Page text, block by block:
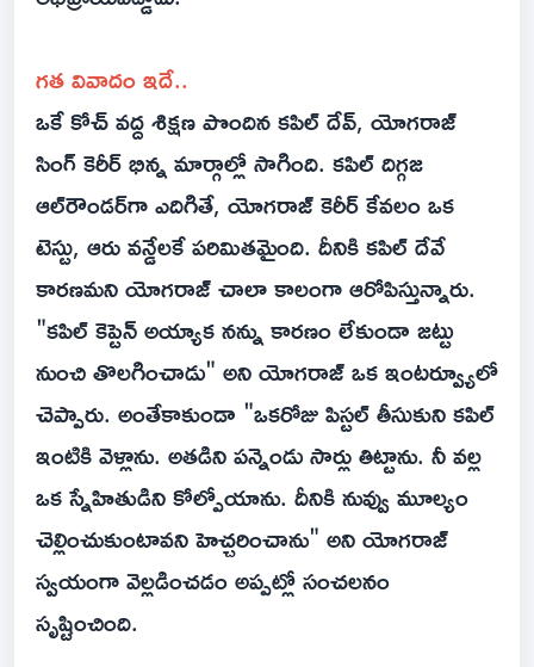
గత వివాదం ఇదే..
ఒకే కోచ్ వద్ద శిక్షణ పొందిన కపిల్ దేవ్, యోగరాజ్
సింగ్ కెరీర్ భిన్న మార్గాల్లో సాగింది. కపిల్ దిగ్గజ
ఆల్‌రౌండర్‌గా ఎదిగితే, యోగరాజ్ కెరీర్ కేవలం ఒక
టెస్టు, ఆరు వన్డేలకే పరిమితమైంది. దీనికి కపిల్ దేవే
కారణమని యోగరాజ్ చాలా కాలంగా ఆరోపిస్తున్నారు.
"కపిల్ కెప్టెన్ అయ్యాక నన్ను కారణం లేకుండా జట్టు
నుంచి తొలగించాడు" అని యోగరాజ్ ఒక ఇంటర్వ్యూలో
చెప్పారు. అంతేకాకుండా "ఒకరోజు పిస్టల్ తీసుకుని కపిల్
ఇంటికి వెళ్లాను. అతడిని పన్నెండు సార్లు తిట్టాను. నీ వల్ల
ఒక స్నేహితుడిని కోల్పోయాను. దీనికి నువ్వు మూల్యం
చెల్లించుకుంటావని హెచ్చరించాను" అని యోగరాజ్
స్వయంగా వెల్లడించడం అప్పట్లో సంచలనం
సృష్టించింది.